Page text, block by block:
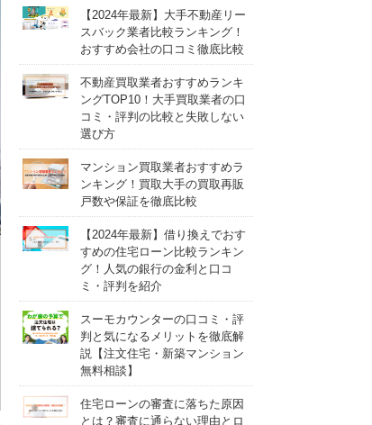
【2024年最新】大手不動産リー
スバック業者比較ランキング！
おすすめ会社の口コミ徹底比較
不動産買取業者おすすめランキ
ングTOP10！大手買取業者の口
コミ・評判の比較と失敗しない
選び方
マンション買取業者おすすめラ
ンキング！買取大手の買取再販
戸数や保証を徹底比較
【2024年最新】借り換えでおす
すめの住宅ローン比較ランキン
グ！人気の銀行の金利と口コ
ミ・評判を紹介
スーモカウンターの口コミ・評
判と気になるメリットを徹底解
説【注文住宅・新築マンション
無料相談】
住宅ローンの審査に落ちた原因
とは？審査に通らない理由とロ